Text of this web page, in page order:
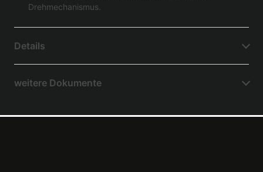
Drehmechanismus.
Details
weitere Dokumente